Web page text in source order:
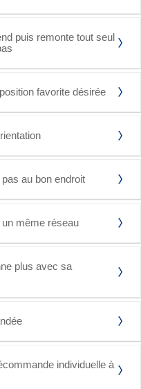
puis remonte tout seul
favorite désirée
au bon endroit
même réseau
plus avec sa
individuelle à